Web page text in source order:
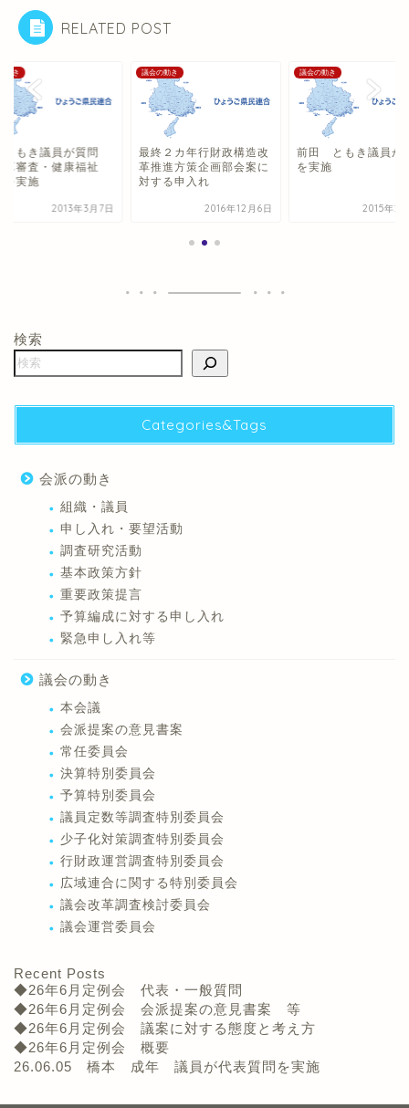
RELATED POST
動き
ともき議員が質問
算審査・健康福祉
を実施
2013年3月7日
議会の動き
最終２カ年行財政構造改
革推進方策企画部会案に
対する申入れ
2016年12月6日
議会の動き
前田 ともき議員が
を実施
2015年2
検索
Categories&Tags
会派の動き
組織・議員
申し入れ・要望活動
調査研究活動
基本政策方針
重要政策提言
予算編成に対する申し入れ
緊急申し入れ等
議会の動き
本会議
会派提案の意見書案
常任委員会
決算特別委員会
予算特別委員会
議員定数等調査特別委員会
少子化対策調査特別委員会
行財政運営調査特別委員会
広域連合に関する特別委員会
議会改革調査検討委員会
議会運営委員会
Recent Posts
◆26年6月定例会 代表・一般質問
◆26年6月定例会 会派提案の意見書案 等
◆26年6月定例会 議案に対する態度と考え方
◆26年6月定例会 概要
26.06.05 橋本 成年 議員が代表質問を実施